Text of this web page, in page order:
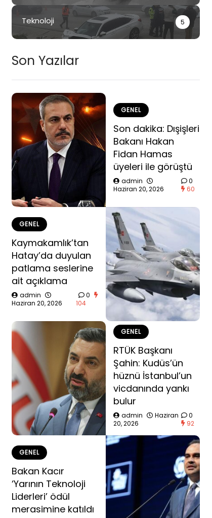
Teknoloji 5
Son Yazılar
GENEL
Son dakika: Dışişleri
Bakanı Hakan
Fidan Hamas
üyeleri ile görüştü
admin
Haziran 20, 2026
0
60
GENEL
Kaymakamlık’tan
Hatay’da duyulan
patlama seslerine
ait açıklama
admin
Haziran 20, 2026
0
104
GENEL
RTÜK Başkanı
Şahin: Kudüs’ün
hüznü İstanbul’un
vicdanında yankı
bulur
admin
Haziran
20, 2026
0
92
GENEL
Bakan Kacır
‘Yarının Teknoloji
Liderleri’ ödül
merasimine katıldı